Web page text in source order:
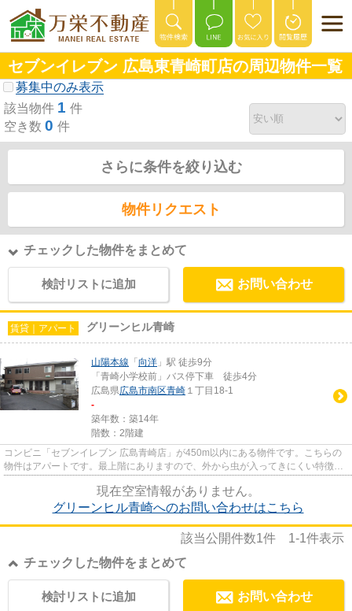
セブンイレブン 広島東青崎町店の周辺物件一覧
募集中のみ表示
該当物件 1 件
空き数 0 件
さらに条件を絞り込む
物件リクエスト
チェックした物件をまとめて
検討リストに追加 お問い合わせ
賃貸｜アパート グリーンヒル青崎
山陽本線 「向洋 」駅 徒歩9分
「青崎小学校前」バス停下車 徒歩4分
広島県広島市南区青崎 １丁目18-1
-
築年数：築14年
階数：2階建
コンビニ「セブンイレブン 広島青崎店」が450m以内にある物件です。こちらの
物件はアパートです。最上階にありますので、外から虫が入ってきにくい特徴で
す。魅力的な駅近の物件で、駅...
現在空室情報がありません。
グリーンヒル青崎へのお問い合わせはこちら
該当公開件数1件 1-1件表示
チェックした物件をまとめて
お問い合わせ
検討リストに追加